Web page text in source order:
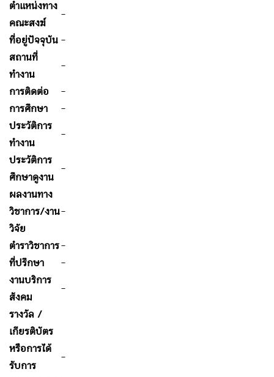
ตำแหน่งทาง
คณะสงฆ์
-
ที่อยู่ปัจจุบัน -
สถานที่
ทำงาน
-
การติดต่อ
-
การศึกษา
-
ประวัติการ
ทำงาน
-
ประวัติการ
ศึกษาดูงาน
-
ผลงานทาง
วิชาการ/งาน
วิจัย
-
ตำราวิชาการ-
ที่ปรึกษา
-
งานบริการ
สังคม
-
รางวัล /
เกียรติบัตร
หรือการได้
รับการ
-